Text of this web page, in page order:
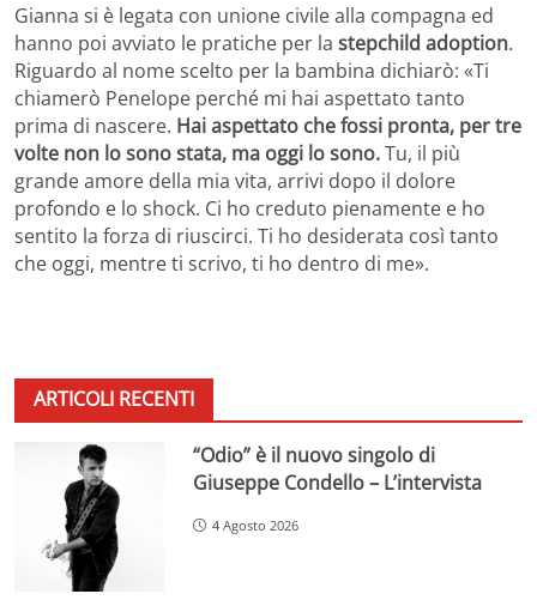
Gianna si è legata con unione civile alla compagna ed
hanno poi avviato le pratiche per la stepchild adoption.
Riguardo al nome scelto per la bambina dichiarò: «Ti
chiamerò Penelope perché mi hai aspettato tanto
prima di nascere. Hai aspettato che fossi pronta, per tre
volte non lo sono stata, ma oggi lo sono.Tu, il più
grande amore della mia vita, arrivi dopo il dolore
profondo e lo shock. Ci ho creduto pienamente e ho
sentito la forza di riuscirci. Ti ho desiderata così tanto
che oggi, mentre ti scrivo, ti ho dentro di me».
ARTICOLI RECENTI
“Odio” è il nuovo singolo di
Giuseppe Condello – L’intervista
4 Agosto 2026